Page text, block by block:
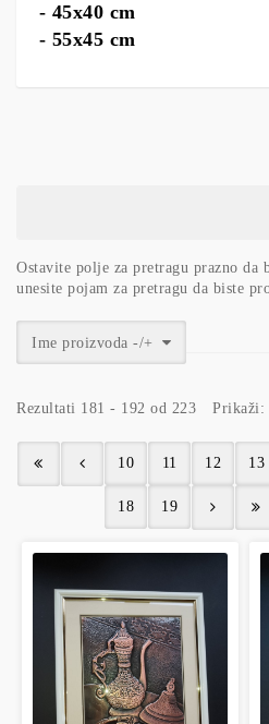
- 45x40 cm
- 55x45 cm
Ostavite polje za pretragu prazno
unesite pojam za pretragu da biste
Ime proizvoda -/+
Rezultati 181 - 192 od 223 Prikaži:
10 11 12 13
18 19